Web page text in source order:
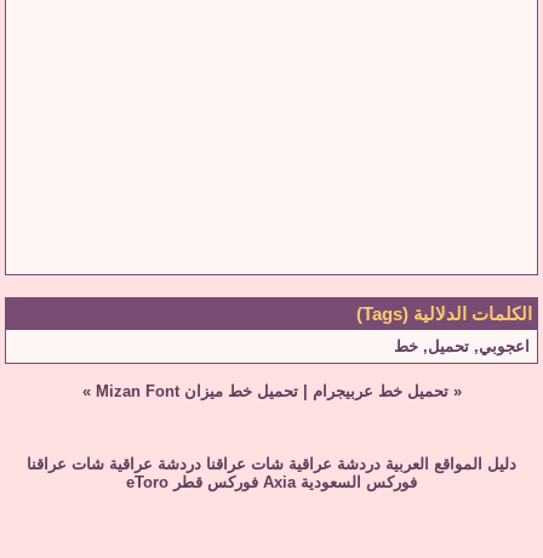
الكلمات الدلالية (Tags)
اعجوبي, تحميل, خط
« تحميل خط عربيجرام |تحميل خط ميزان Mizan Font »
دليل المواقع العربية دردشة عراقية شات عراقنا دردشة عراقية شات عراقنا
فوركس السعودية Axia فوركس قطر eToro